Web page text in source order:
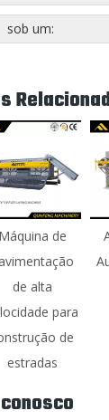
sob um:
Máquina de
de alta
para
de
estradas